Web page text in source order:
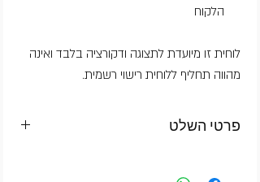
הלקוח
לוחית זו מיועדת לתצוגה ודקורציה בלבד ואינה
מהווה תחליף ללוחית רישוי רשמית.
פרטי השלט